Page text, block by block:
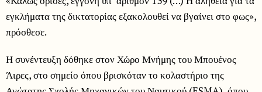
εγκλήματα της δικτατορίας εξακολουθεί να βγαίνει στο φως»,
πρόσθεσε.
Η συνέντευξη δόθηκε στον Χώρο Μνήμης του Μπουένος
Άιρες, στο σημείο όπου βρισκόταν το κολαστήριο της